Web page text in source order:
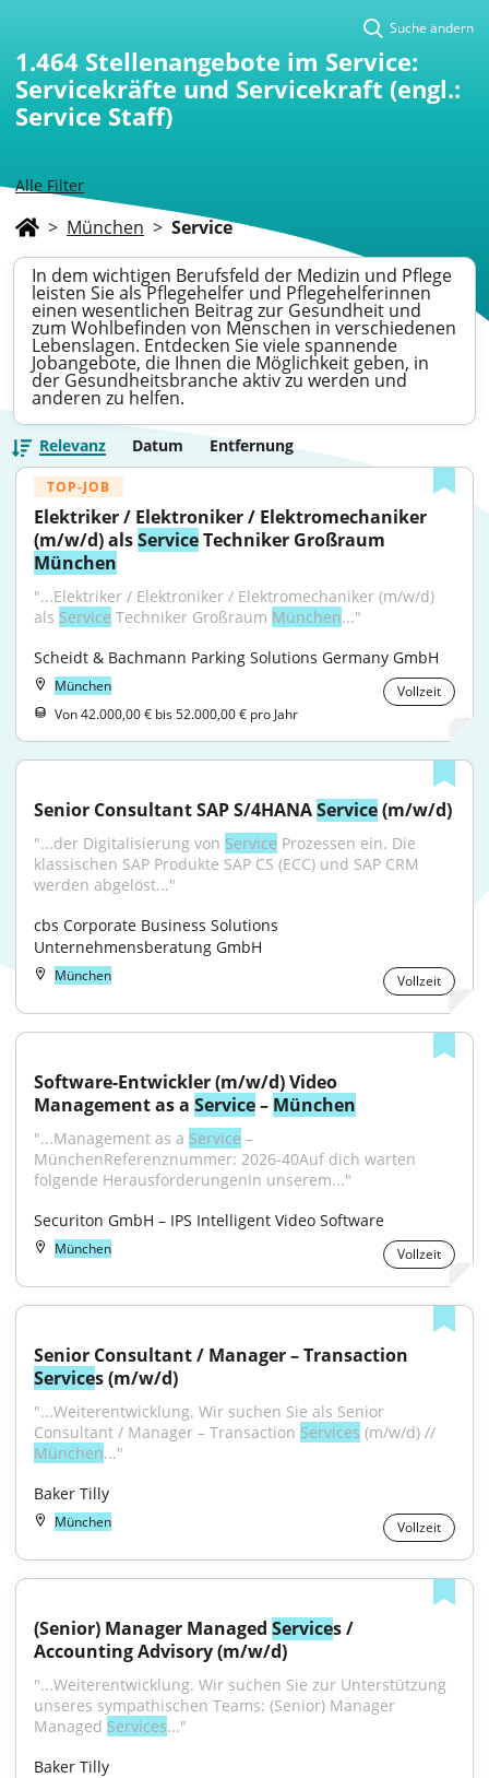
Alle Filter
Suche ändern
1.464 Stellenangebote im Service:
Servicekräfte und Servicekraft (engl.:
Service Staff)
> München > Service
In dem wichtigen Berufsfeld der Medizin und Pflege
leisten Sie als Pflegehelfer und Pflegehelferinnen
einen wesentlichen Beitrag zur Gesundheit und
zum Wohlbefinden von Menschen in verschiedenen
Lebenslagen. Entdecken Sie viele spannende
Jobangebote, die Ihnen die Möglichkeit geben, in
der Gesundheitsbranche aktiv zu werden und
anderen zu helfen.
Relevanz Datum Entfernung
TOP-JOB
Elektriker / Elektroniker / Elektromechaniker
(m/w/d) als Service
München
"...Elektriker / Elektroniker / Elektromechaniker (m/w/d)
als Service Techniker Großraum München..."
Scheidt & Bachmann Parking Solutions Germany GmbH
München
Vollzeit
Von 42.000,00 € bis 52.000,00 € pro Jahr
Senior Consultant SAP S/4HANA Service (m/w/d)
"...der Digitalisierung von Service Prozessen ein. Die
klassischen SAP Produkte SAP CS (ECC) und SAP CRM
werden abgelöst..."
cbs Corporate Business Solutions
Unternehmensberatung GmbH
München Vollzeit
Software-Entwickler (m/w/d) Video
Management as a Service – München
"...Management as a Service –
MünchenReferenznummer: 2026-40Auf dich warten
folgende HerausforderungenIn unserem..."
Securiton GmbH – IPS Intelligent Video Software
München Vollzeit
Services (m/w/d)
"...Weiterentwicklung. Wir suchen Sie als Senior
Consultant / Manager – Transaction Services
München..."
Baker Tilly
München Vollzeit
(Senior) Manager Managed Services /
Accounting Advisory (m/w/d)
"...Weiterentwicklung. Wir suchen Sie zur Unterstützung
unseres sympathischen Teams: (Senior) Manager
Managed Services..."
Baker Tilly